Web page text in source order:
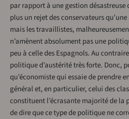
par rapport à une gestion désastreuse
plus un rejet des conservateurs
mais les travaillistes,
n’amènent absolument pas une
peu à celle des Espagnols. Au
politique d’austérité très forte. Donc,
qu’économiste qui essaie de prendre
général et, en particulier, celui des
constituent l’écrasante majorité de
de dire que ce type de politique ne